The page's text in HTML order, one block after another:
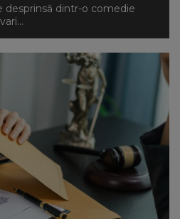
desprinsă dintr-o comedie